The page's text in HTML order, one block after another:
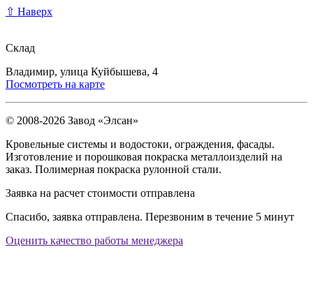
⇧ Наверх
Склад
Владимир, улица Куйбышева, 4
Посмотреть на карте
© 2008-2026 Завод «Элсан»
Кровельные системы и водостоки, ограждения, фасады.
Изготовление и порошковая покраска металлоизделий на
заказ. Полимерная покраска рулонной стали.
Заявка на расчет стоимости отправлена
Спасибо, заявка отправлена. Перезвоним в течение 5 минут
Оценить качество работы менеджера